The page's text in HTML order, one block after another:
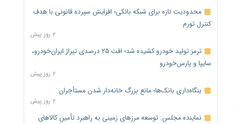
محدودیت تازه برای شبکه بانکی؛ افزایش سپرده قانونی با هدف
کنترل تورم
۲ روز پیش
ترمز تولید خودرو کشیده شد؛ افت ۲۵ درصدی تیراژ ایران‌خودرو،
سایپا و پارس‌خودرو
۲ روز پیش
بنگاه‌داری بانک‌ها؛ مانع بزرگ خانه‌دار شدن مستأجران
۲ روز پیش
نماینده مجلس: توسعه مرزهای زمینی به راهبرد تأمین کالاهای